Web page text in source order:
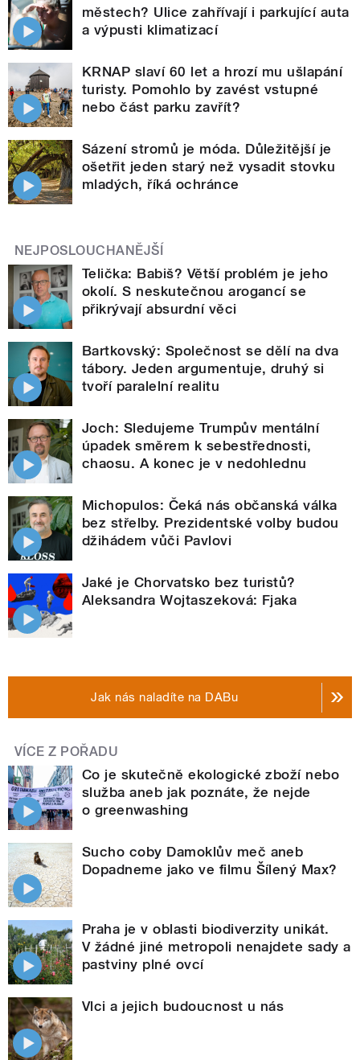
městech? Ulice zahřívají i parkující auta
a výpusti klimatizací
KRNAP slaví 60 let a hrozí mu ušlapání
turisty. Pomohlo by zavést vstupné
nebo část parku zavřít?
Sázení stromů je móda. Důležitější je
ošetřit jeden starý než vysadit stovku
mladých, říká ochránce
NEJPOSLOUCHANĚJŠÍ
Telička: Babiš? Větší problém je jeho
okolí. S neskutečnou arogancí se
přikrývají absurdní věci
Bartkovský: Společnost se dělí na dva
tábory. Jeden argumentuje, druhý si
tvoří paralelní realitu
Joch: Sledujeme Trumpův mentální
úpadek směrem k sebestřednosti,
chaosu. A konec je v nedohlednu
Michopulos: Čeká nás občanská válka
bez střelby. Prezidentské volby budou
džihádem vůči Pavlovi
Jaké je Chorvatsko bez turistů?
Aleksandra Wojtaszeková: Fjaka
Jak nás naladíte na DABu
VÍCE Z POŘADU
Co je skutečně ekologické zboží nebo
služba aneb jak poznáte, že nejde
o greenwashing
Sucho coby Damoklův meč aneb
Dopadneme jako ve filmu Šílený Max?
Praha je v oblasti biodiverzity unikát.
V žádné jiné metropoli nenajdete sady a
pastviny plné ovcí
Vlci a jejich budoucnost u nás